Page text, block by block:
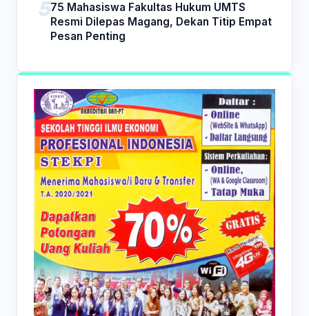
75 Mahasiswa Fakultas Hukum UMTS
Resmi Dilepas Magang, Dekan Titip Empat
Pesan Penting